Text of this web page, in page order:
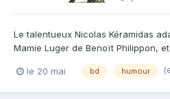
Le talentueux Nicolas Kéramidas
Mamie Luger de Benoït Philippon,
par une fusillade entre une mémé
le 20 mai bd humour